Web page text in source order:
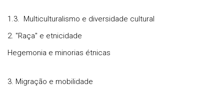
1.3. Multiculturalismo e diversidade cultural
2. "Raça" e etnicidade
Hegemonia e minorias étnicas
3. Migração e mobilidade